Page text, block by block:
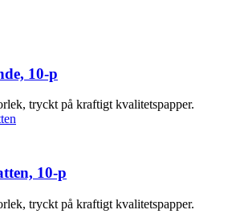
10-p
tryckt på kraftigt kvalitetspapper.
10-p
tryckt på kraftigt kvalitetspapper.